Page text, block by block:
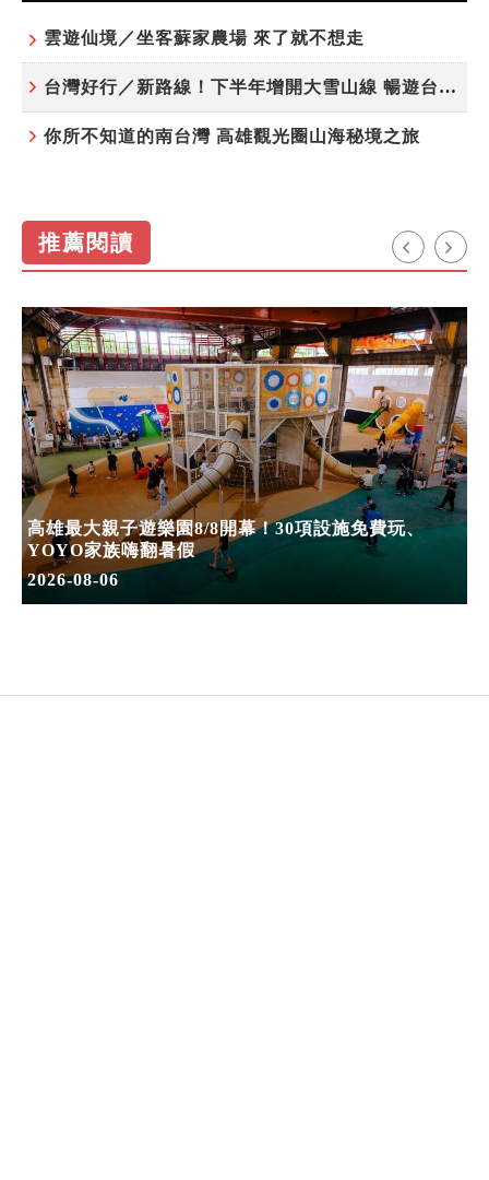
雲遊仙境／坐客蘇家農場 來了就不想走
台灣好行／新路線！下半年增開大雪山線 暢遊台中更便利
你所不知道的南台灣 高雄觀光圈山海秘境之旅
推薦閱讀
高雄最大親子遊樂園8/8開幕！30項設施免費玩、
YOYO家族嗨翻暑假
2026-08-06